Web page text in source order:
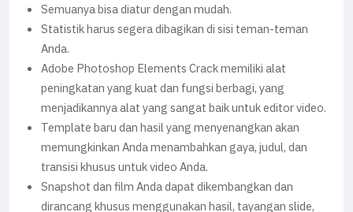
Semuanya bisa diatur dengan mudah.
Statistik harus segera dibagikan di sisi teman-teman
Anda.
Adobe Photoshop Elements Crack memiliki alat
peningkatan yang kuat dan fungsi berbagi, yang
menjadikannya alat yang sangat baik untuk editor video.
Template baru dan hasil yang menyenangkan akan
memungkinkan Anda menambahkan gaya, judul, dan
transisi khusus untuk video Anda.
Snapshot dan film Anda dapat dikembangkan dan
dirancang khusus menggunakan hasil, tayangan slide,